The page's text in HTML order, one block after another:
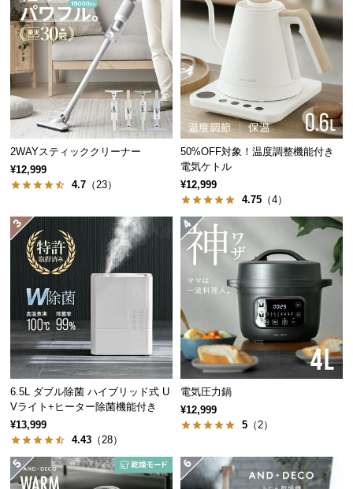
中
型
商
品
の
配
送
に
つ
い
て
小
型
商
の
配
送
に
つ
い
て
開
梱
設
2WAYスティッククリーナー
¥12,999
4.7 （23）
50%OFF対象！温度調整機能付き
電気ケトル
¥12,999
4.75 （4）
6.5L ダブル除菌 ハイブリッド式 U
Vライト+ヒーター除菌機能付き
¥13,999
4.43 （28）
電気圧力鍋
¥12,999
5 （2）